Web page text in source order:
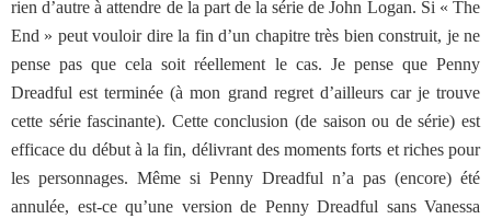
rien d’autre à attendre de la part de la série de John Logan. Si « The
End » peut vouloir dire la fin d’un chapitre très bien construit, je ne
pense pas que cela soit réellement le cas. Je pense que Penny
Dreadful est terminée (à mon grand regret d’ailleurs car je trouve
cette série fascinante). Cette conclusion (de saison ou de série) est
efficace du début à la fin, délivrant des moments forts et riches pour
les personnages. Même si Penny Dreadful n’a pas (encore) été
annulée, est-ce qu’une version de Penny Dreadful sans Vanessa